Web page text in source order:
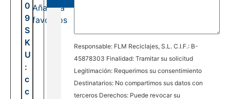
0
9
S
K
U
:
c
c
Añadir a
favoritos
Responsable: FLM Reciclajes, S.L. C.I.F.: B-
45878303 Finalidad: Tramitar su solicitud
Legitimación: Requerimos su consentimiento
Destinatarios: No compartimos sus datos con
terceros Derechos: Puede revocar su